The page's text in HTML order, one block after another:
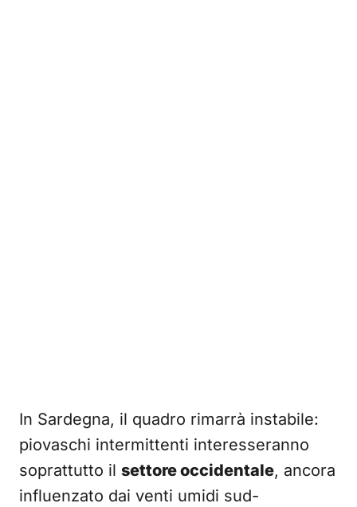
In Sardegna, il quadro rimarrà instabile:
piovaschi intermittenti interesseranno
soprattutto il settore occidentale, ancora
influenzato dai venti umidi sud-